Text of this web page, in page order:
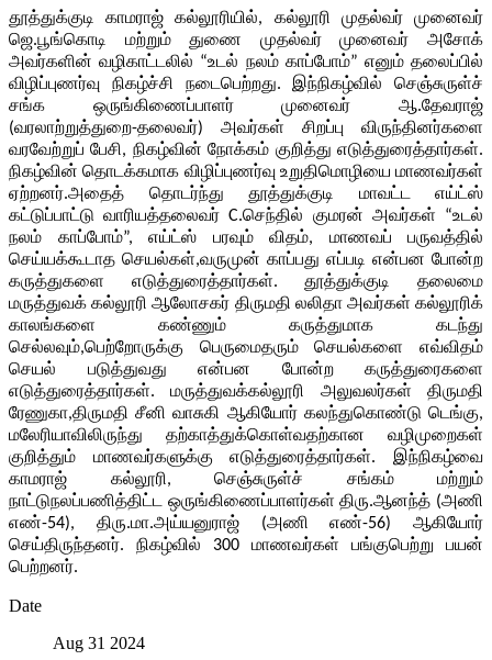
தூத்துக்குடி காமராஜ் கல்லூரியில், கல்லூரி முதல்வர் முனைவர்
ஜெ.பூங்கொடி மற்றும் துணை முதல்வர் முனைவர் அசோக்
அவர்களின் வழிகாட்டலில் “உடல் நலம் காப்போம்” எனும் தலைப்பில்
விழிப்புணர்வு நிகழ்ச்சி நடைபெற்றது. இந்நிகழ்வில் செஞ்சுருள்ச்
சங்க ஒருங்கிணைப்பாளர் முனைவர் ஆ.தேவராஜ்
(வரலாற்றுத்துறை-தலைவர்) அவர்கள் சிறப்பு விருந்தினர்களை
வரவேற்றுப் பேசி, நிகழ்வின் நோக்கம் குறித்து எடுத்துரைத்தார்கள்.
நிகழ்வின் தொடக்கமாக விழிப்புணர்வு உறுதிமொழியை மாணவர்கள்
ஏற்றனர்.அதைத் தொடர்ந்து தூத்துக்குடி மாவட்ட எய்ட்ஸ்
கட்டுப்பாட்டு வாரியத்தலைவர் C.செந்தில் குமரன் அவர்கள் “உடல்
நலம் காப்போம்”, எய்ட்ஸ் பரவும் விதம், மாணவப் பருவத்தில்
செய்யக்கூடாத செயல்கள்,வருமுன் காப்பது எப்படி என்பன போன்ற
கருத்துகளை எடுத்துரைத்தார்கள். தூத்துக்குடி தலைமை
மருத்துவக் கல்லூரி ஆலோசகர் திருமதி லலிதா அவர்கள் கல்லூரிக்
காலங்களை கண்ணும் கருத்துமாக கடந்து
செல்லவும்,பெற்றோருக்கு பெருமைதரும் செயல்களை எவ்விதம்
செயல் படுத்துவது என்பன போன்ற கருத்துரைகளை
எடுத்துரைத்தார்கள். மருத்துவக்கல்லூரி அலுவலர்கள் திருமதி
ரேணுகா,திருமதி சீனி வாசுகி ஆகியோர் கலந்துகொண்டு டெங்கு,
மலேரியாவிலிருந்து தற்காத்துக்கொள்வதற்கான வழிமுறைகள்
குறித்தும் மாணவர்களுக்கு எடுத்துரைத்தார்கள். இந்நிகழ்வை
காமராஜ் கல்லூரி, செஞ்சுருள்ச் சங்கம் மற்றும்
நாட்டுநலப்பணித்திட்ட ஒருங்கிணைப்பாளர்கள் திரு.ஆனந்த் (அணி
எண்-54), திரு.மா.அய்யனுராஜ் (அணி எண்-56) ஆகியோர்
செய்திருந்தனர். நிகழ்வில் 300 மாணவர்கள் பங்குபெற்று பயன்
பெற்றனர்.
Date
Aug 31 2024